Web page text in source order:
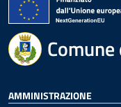
AMMINISTRAZIONE